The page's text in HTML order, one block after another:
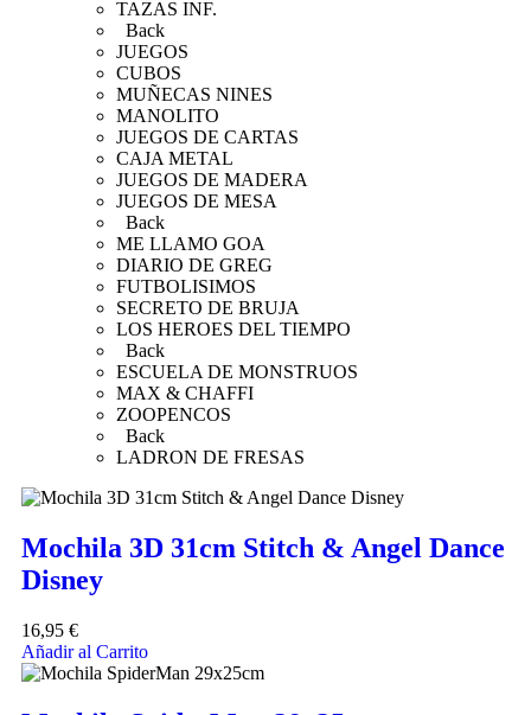
TAZAS INF.
Back
JUEGOS
CUBOS
MUÑECAS NINES
MANOLITO
JUEGOS DE CARTAS
CAJA METAL
JUEGOS DE MADERA
JUEGOS DE MESA
Back
ME LLAMO GOA
DIARIO DE GREG
FUTBOLISIMOS
SECRETO DE BRUJA
LOS HEROES DEL TIEMPO
Back
ESCUELA DE MONSTRUOS
MAX & CHAFFI
ZOOPENCOS
Back
LADRON DE FRESAS
Mochila 3D 31cm Stitch & Angel Dance
Disney
16,95 €
Añadir al Carrito